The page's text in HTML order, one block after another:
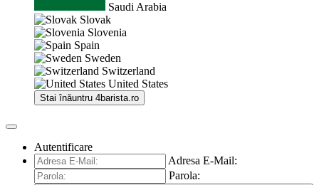
Saudi Arabia
Slovak
Slovenia
Spain
Sweden
Switzerland
United States
Stai înăuntru 4barista.ro
Autentificare
Adresa E-Mail:
Parola: